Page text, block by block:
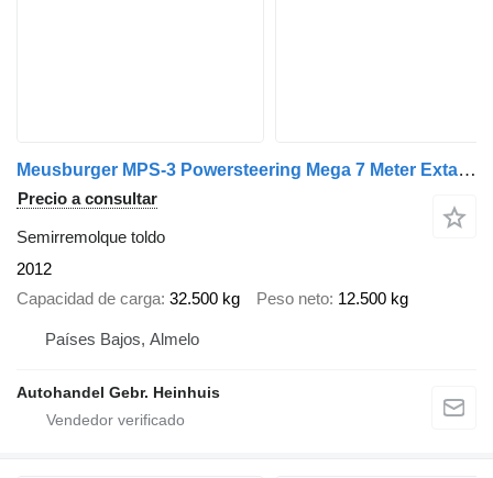
Meusburger MPS-3 Powersteering Mega 7 Meter Extandable!
Precio a consultar
Semirremolque toldo
2012
Capacidad de carga 32.500 kg Peso neto 12.500 kg
Países Bajos, Almelo
Autohandel Gebr. Heinhuis